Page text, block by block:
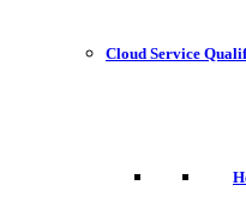
Cloud Service